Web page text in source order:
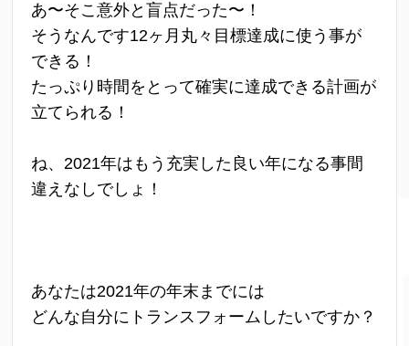
あ〜そこ意外と盲点だった〜！
そうなんです12ヶ月丸々目標達成に使う事が
できる！
たっぷり時間をとって確実に達成できる計画が
立てられる！
ね、2021年はもう充実した良い年になる事間
違えなしでしょ！
あなたは2021年の年末までには
どんな自分にトランスフォームしたいですか？